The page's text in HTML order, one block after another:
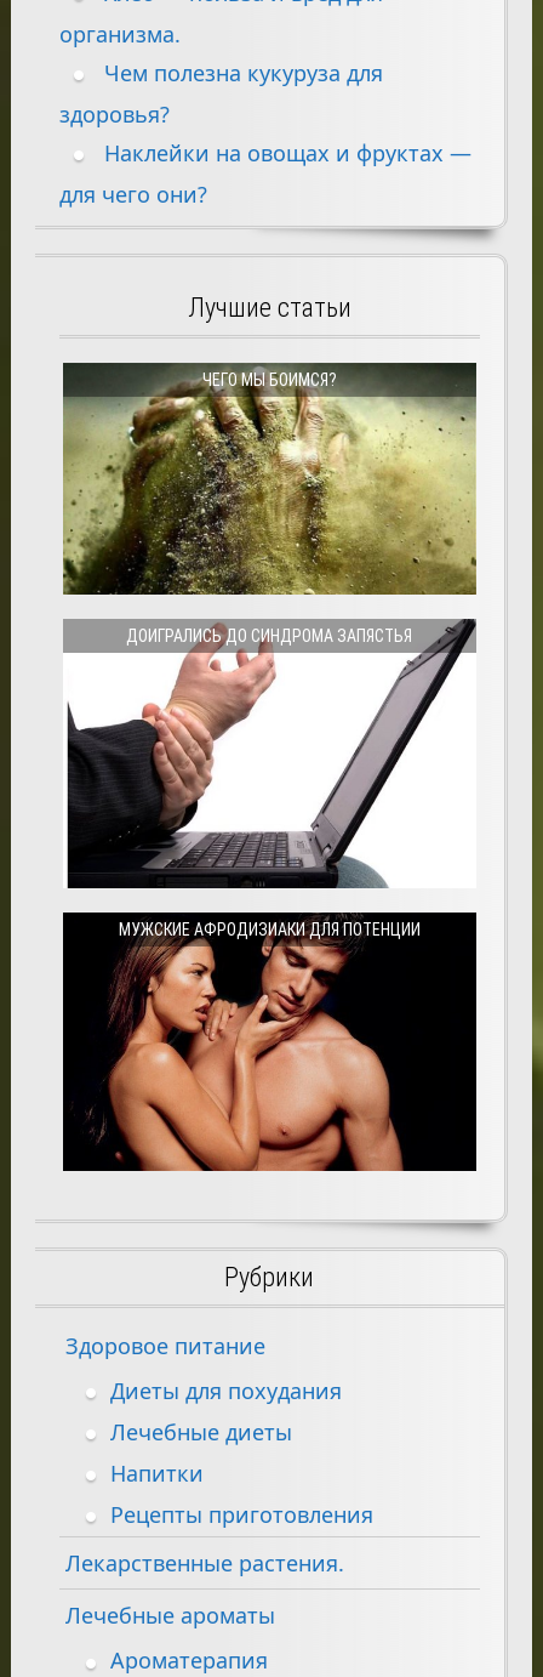
организма.
Чем полезна кукуруза для
здоровья?
Наклейки на овощах и фруктах —
для чего они?
Лучшие статьи
ЧЕГО МЫ БОИМСЯ?
ДОИГРАЛИСЬ ДО СИНДРОМА ЗАПЯСТЬЯ
МУЖСКИЕ АФРОДИЗИАКИ ДЛЯ ПОТЕНЦИИ
Рубрики
Здоровое питание
Диеты для похудания
Лечебные диеты
Напитки
Рецепты приготовления
Лекарственные растения.
Лечебные ароматы
Ароматерапия